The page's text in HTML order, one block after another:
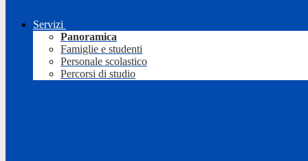
Servizi
Panoramica
Famiglie e studenti
Personale scolastico
Percorsi di studio